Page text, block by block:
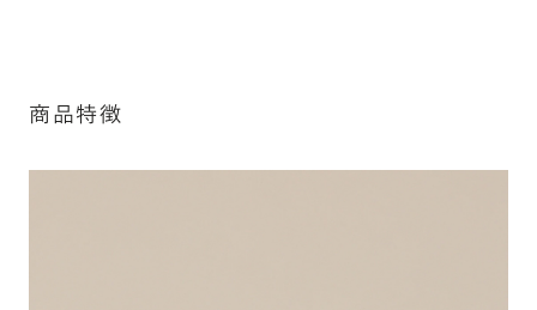
商品特徴